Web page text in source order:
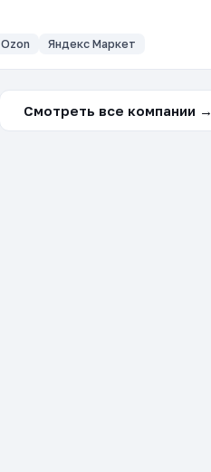
Ozon Яндекс Маркет
Смотреть все компании →